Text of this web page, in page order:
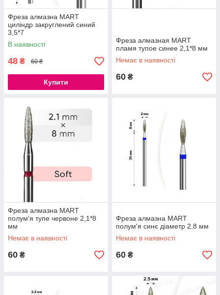
Фреза алмазна MART
циліндр закруглений синий
3,5*7
В наявності
48 ₴ 60 ₴
Купити
Фреза алмазная MART
пламя тупое синее 2,1*8 мм
Немає в наявності
60 ₴
Фреза алмазна MART
полум'я тупе червоне 2,1*8
мм
Немає в наявності
60 ₴
Фреза алмазна MART
полум'я синє діаметр 2,8 мм
Немає в наявності
60 ₴